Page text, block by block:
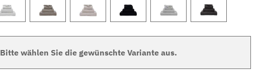
Bitte wählen Sie die gewünschte Variante aus.